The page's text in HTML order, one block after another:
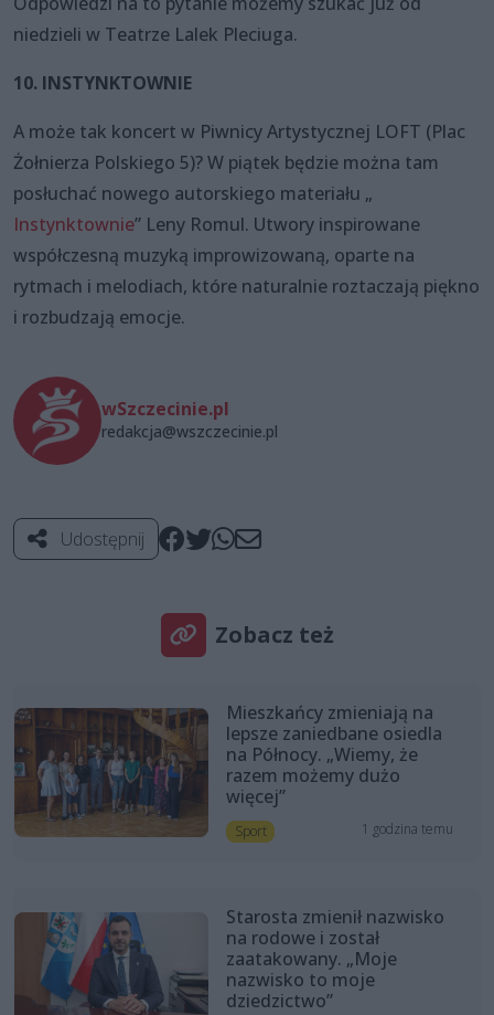
niedzieli w Teatrze Lalek Pleciuga.
10. INSTYNKTOWNIE
A może tak koncert w Piwnicy Artystycznej LOFT (Plac
Żołnierza Polskiego 5)? W piątek będzie można tam
posłuchać nowego autorskiego materiału „
Instynktownie” Leny Romul. Utwory inspirowane
współczesną muzyką improwizowaną, oparte na
rytmach i melodiach, które naturalnie roztaczają piękno
i rozbudzają emocje.
wSzczecinie.pl
redakcja@wszczecinie.pl
Udostępnij
Zobacz też
Mieszkańcy zmieniają na
lepsze zaniedbane osiedla
na Północy. „Wiemy, że
razem możemy dużo
więcej”
Sport 1 godzina temu
Starosta zmienił nazwisko
na rodowe i został
zaatakowany. „Moje
nazwisko to moje
dziedzictwo”